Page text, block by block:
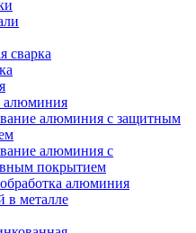
сварка
алюминия
алюминия с защитным
алюминия с
покрытием
алюминия
в металле